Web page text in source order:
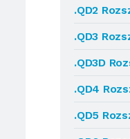
.QD2
.QD3
.QD3D
.QD4
.QD5